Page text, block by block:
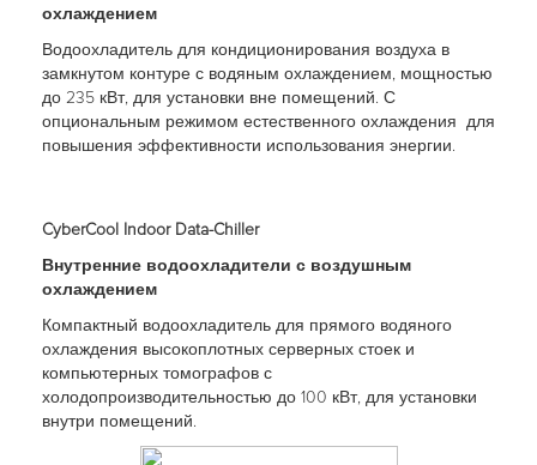
охлаждением
Водоохладитель для кондиционирования воздуха в
замкнутом контуре с водяным охлаждением, мощностью
до 235 кВт, для установки вне помещений. С
опциональным режимом естественного охлаждения для
повышения эффективности использования энергии.
CyberCool Indoor Data-Chiller
Внутренние водоохладители с воздушным
охлаждением
Компактный водоохладитель для прямого водяного
охлаждения высокоплотных серверных стоек и
компьютерных томографов с
холодопроизводительностью до 100 кВт, для установки
внутри помещений.